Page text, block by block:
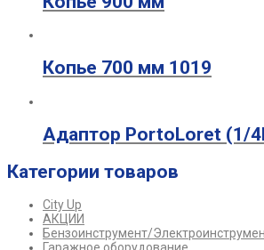
Копье 700 мм 1019
Адаптор PortoLoret (1/
Категории товаров
City Up
АКЦИИ
Бензоинструмент/